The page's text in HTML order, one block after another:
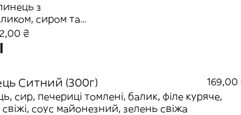
з
сиром та
(205г)
₴
Ситний (300г)
169,00
сир, печериці томлені, балик, філе куряче,
соус майонезний, зелень свіжа